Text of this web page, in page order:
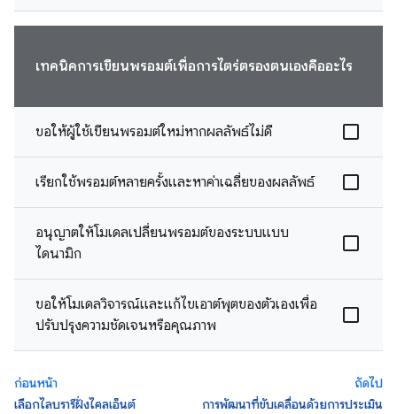
เทคนิคการเขียนพรอมต์เพื่อการไตร่ตรองตนเองคืออะไร
ขอให้ผู้ใช้เขียนพรอมต์ใหม่หากผลลัพธ์ไม่ดี
เรียกใช้พรอมต์หลายครั้งและหาค่าเฉลี่ยของผลลัพธ์
อนุญาตให้โมเดลเปลี่ยนพรอมต์ของระบบแบบ
ไดนามิก
ขอให้โมเดลวิจารณ์และแก้ไขเอาต์พุตของตัวเองเพื่อ
ปรับปรุงความชัดเจนหรือคุณภาพ
ก่อนหน้า
เลือกไลบรารีฝั่งไคลเอ็นต์
ถัดไป
การพัฒนาที่ขับเคลื่อนด้วยการประเมิน